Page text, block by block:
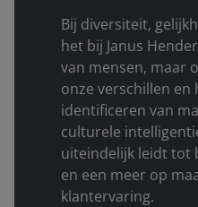
Bij diversiteit,
het bij Janus
van mensen, maar
onze verschillen
identificeren van
culturele
uiteindelijk leidt tot
en een meer op
klantervaring.